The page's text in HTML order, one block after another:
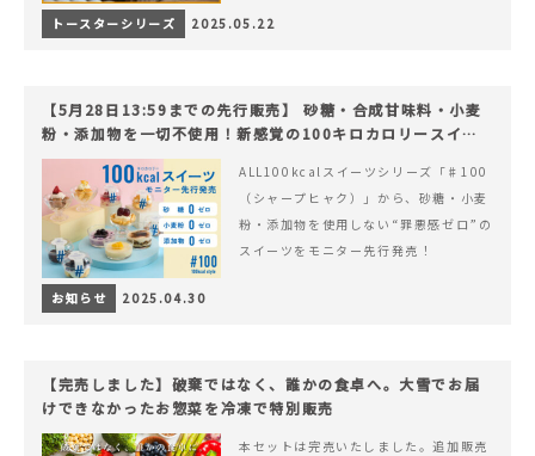
トースターシリーズ 2025.05.22
【5月28日13:59までの先行販売】 砂糖・合成甘味料・小麦
粉・添加物を一切不使用！新感覚の100キロカロリースイー
ツでヘルシーライフを。
ALL100kcalスイーツシリーズ「♯100
（シャープヒャク）」から、砂糖・小麦
粉・添加物を使用しない“罪悪感ゼロ”の
スイーツをモニター先行発売！
お知らせ 2025.04.30
【完売しました】破棄ではなく、誰かの食卓へ。大雪でお届
けできなかったお惣菜を冷凍で特別販売
本セットは完売いたしました。追加販売